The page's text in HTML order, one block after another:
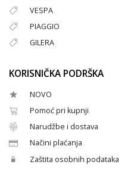
VESPA
PIAGGIO
GILERA
KORISNIČKA PODRŠKA
NOVO
Pomoć pri kupnji
Narudžbe i dostava
Načini plaćanja
Zaštita osobnih podataka